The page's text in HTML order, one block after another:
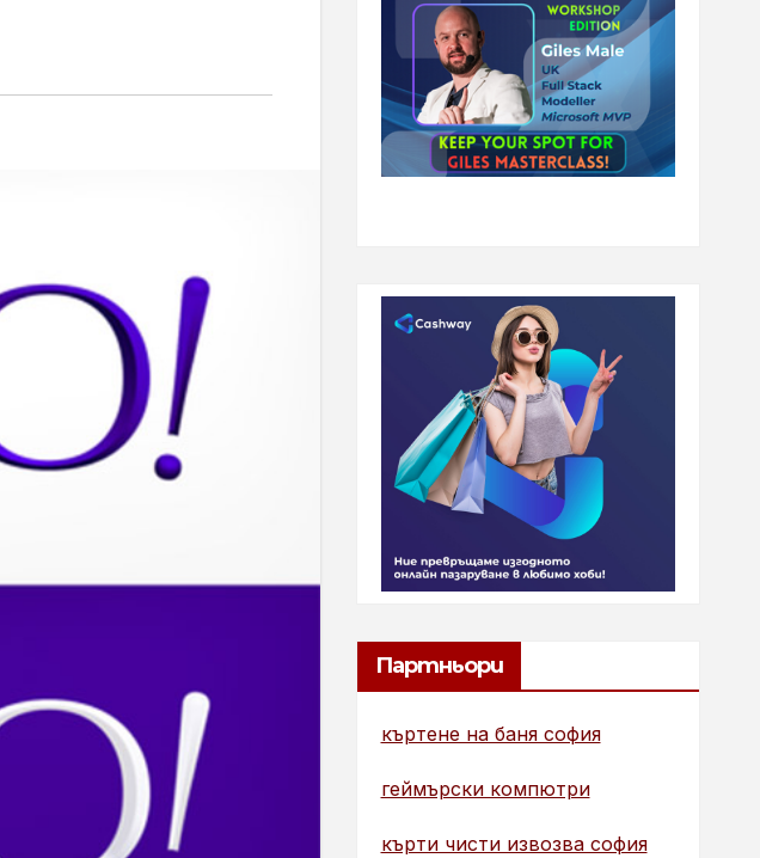
Партньори
къртене на баня софия
геймърски компютри
кърти чисти извозва софия